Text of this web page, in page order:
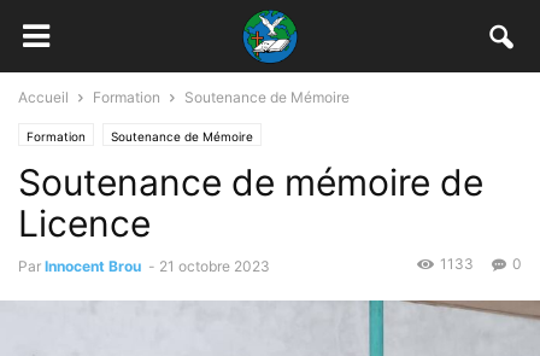
Accueil Formation Soutenance de Mémoire
Formation Soutenance de Mémoire
Soutenance de mémoire de
Licence
Par Innocent Brou - 21 octobre 2023 0
1133